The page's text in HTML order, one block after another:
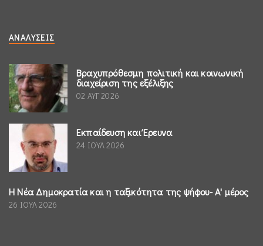
ΑΝΑΛΎΣΕΙΣ
Βραχυπρόθεσμη πολιτική και κοινωνική
διαχείριση της εξέλιξης
02 ΑΥΓ 2026
Εκπαίδευση και Έρευνα
24 ΙΟΥΛ 2026
Η Νέα Δημοκρατία και η ταξικότητα της ψήφου- Α' μέρος
26 ΙΟΥΛ 2026